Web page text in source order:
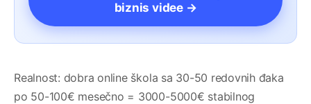
biznis videe →
Realnost: dobra online škola sa 30-50 redovnih đaka
po 50-100€ mesečno = 3000-5000€ stabilnog